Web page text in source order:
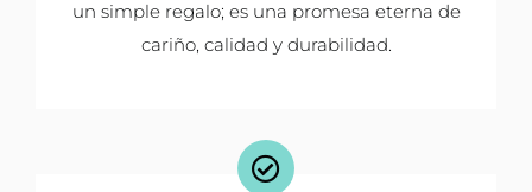
un simple regalo; es una promesa eterna de
cariño, calidad y durabilidad.